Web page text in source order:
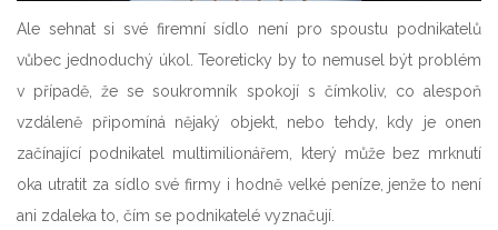
Ale sehnat si své firemní sídlo není pro spoustu podnikatelů
vůbec jednoduchý úkol. Teoreticky by to nemusel být problém
v případě, že se soukromník spokojí s čímkoliv, co alespoň
vzdáleně připomíná nějaký objekt, nebo tehdy, kdy je onen
začínající podnikatel multimilionářem, který může bez mrknutí
oka utratit za sídlo své firmy i hodně velké peníze, jenže to není
ani zdaleka to, čím se podnikatelé vyznačují.